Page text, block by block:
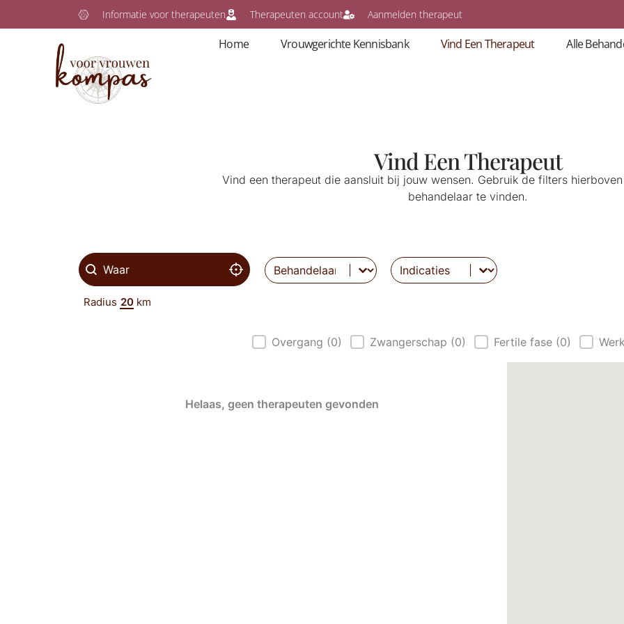
naar
Informatie voor therapeuten Therapeuten account Aanmelden therapeut
Home Vrouwgerichte Kennisbank Vind Een Therapeut Alle
Vind Een Therapeut
Vind een therapeut die aansluit bij jouw wensen. Gebruik de filters
behandelaar te vinden.
Geolocatie zoeken
Geolocation Locate Me
Radius km
Behandelaar
Select content Indicaties-2
Select content
Levensfase
Overgang (0) Zwangerschap (0) Fertile fase (0)
Helaas, geen therapeuten gevonden